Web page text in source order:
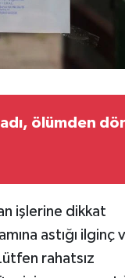
ölümden
işlerine dikkat
astığı ilginç
rahatsız